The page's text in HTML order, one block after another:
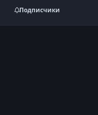
Подписчики